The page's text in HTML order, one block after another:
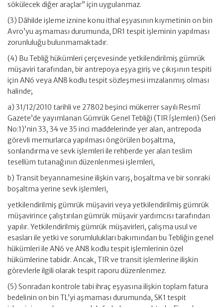
sökülecek diğer araçlar” için uygulanmaz.
(3) Dâhilde işleme iznine konu ithal eşyasının kıymetinin on bin
Avro’yu aşmaması durumunda, DR1 tespit işleminin yapılması
zorunluluğu bulunmamaktadır.
(4) Bu Tebliğ hükümleri çerçevesinde yetkilendirilmiş gümrük
müşaviri tarafından, bir antrepoya eşya giriş ve çıkışının tespiti
için AN6 veya AN8 kodlu tespit sözleşmesi imzalanmış olması
halinde;
a) 31/12/2010 tarihli ve 27802 beşinci mükerrer sayılı Resmî
Gazete’de yayımlanan Gümrük Genel Tebliği (TIR İşlemleri) (Seri
No:1)’nin 33, 34 ve 35 inci maddelerinde yer alan, antrepoda
görevli memurlarca yapılması öngörülen boşaltma,
sonlandırma ve sevk işlemleri ile rehberde yer alan teslim
tesellüm tutanağının düzenlenmesi işlemleri,
b) Transit beyannamesine ilişkin varış, boşaltma ve bir sonraki
boşaltma yerine sevk işlemleri,
yetkilendirilmiş gümrük müşaviri veya yetkilendirilmiş gümrük
müşavirince çalıştırılan gümrük müşavir yardımcısı tarafından
yapılır. Yetkilendirilmiş gümrük müşavirleri, çalışma usul ve
esasları ile yetki ve sorumlulukları bakımından bu Tebliğin genel
hükümleri ile AN6 ve AN8 kodlu tespit işlemlerinin özel
hükümlerine tabidir. Ancak, TIR ve transit işlemlerine ilişkin
görevlerle ilgili olarak tespit raporu düzenlenmez.
(5) Sonradan kontrole tabi ihraç eşyasına ilişkin toplam fatura
bedelinin on bin TL’yi aşmaması durumunda, SK1 tespit